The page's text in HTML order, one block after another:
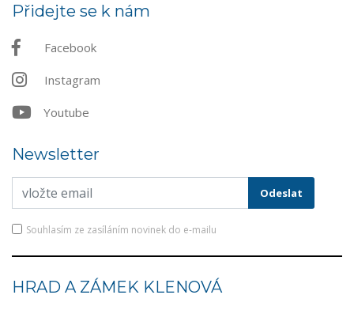
Přidejte se k nám
Facebook
Instagram
Youtube
Newsletter
Souhlasím ze zasíláním novinek do e-mailu
HRAD A ZÁMEK KLENOVÁ